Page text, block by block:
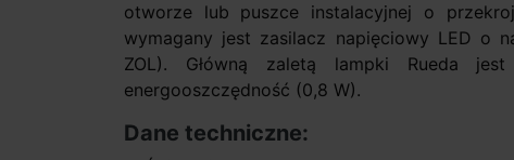
otworze lub puszce instalacyjnej o
wymagany jest zasilacz napięciowy LED o
ZOL). Główną zaletą lampki Rueda
energooszczędność (0,8 W).
Dane techniczne: